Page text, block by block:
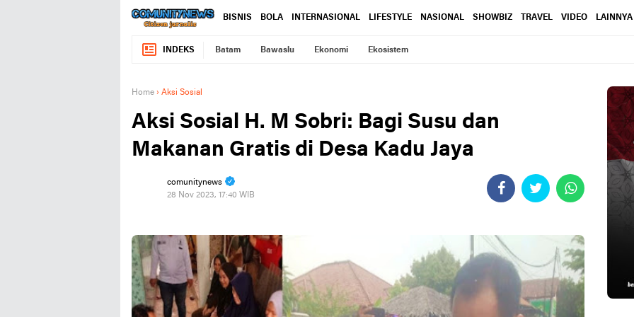
BISNIS BOLA INTERNASIONAL LIFESTYLE NASIONAL SHOWBIZ TRAVEL VIDEO LAINNYA
INDEKS Batam Bawaslu Ekonomi Ekosistem
Home › Aksi Sosial
Aksi Sosial H. M Sobri: Bagi Susu dan
Makanan Gratis di Desa Kadu Jaya
comunitynews
28 Nov 2023, 17:40 WIB